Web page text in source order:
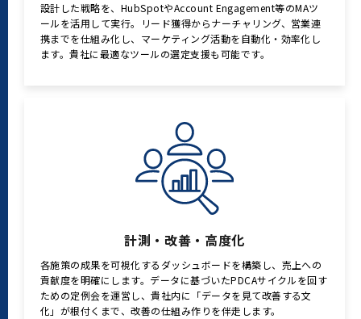
設計した戦略を、HubSpotやAccount Engagement等のMAツ
ールを活用して実行。リード獲得からナーチャリング、営業連
携までを仕組み化し、マーケティング活動を自動化・効率化し
ます。貴社に最適なツールの選定支援も可能です。
計測・改善・高度化
各施策の成果を可視化するダッシュボードを構築し、売上への
貢献度を明確にします。データに基づいたPDCAサイクルを回す
ための定例会を運営し、貴社内に「データを見て改善する文
化」が根付くまで、改善の仕組み作りを伴走します。